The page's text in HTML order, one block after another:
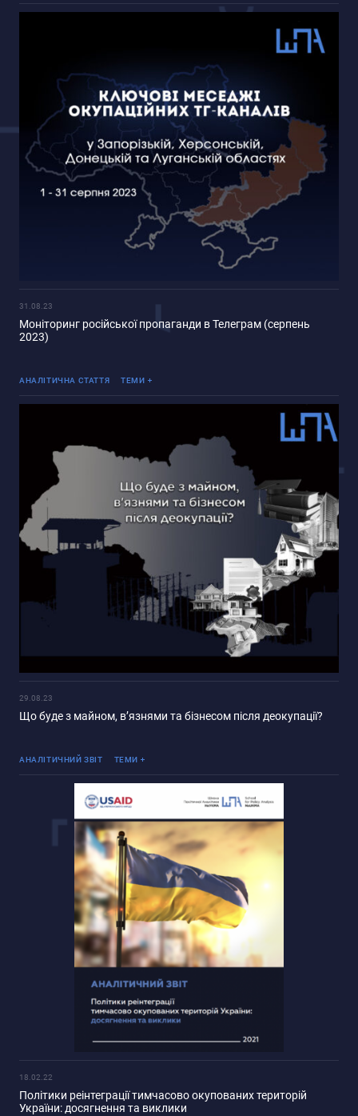
31.08.23
Моніторинг російської пропаганди в Телеграм (серпень
2023)
АНАЛІТИЧНА СТАТТЯ ТЕМИ
Реінтеграція ТОТ
29.08.23
Що буде з майном, в’язнями та бізнесом після деокупації?
АНАЛІТИЧНИЙ ЗВІТ ТЕМИ
Реінтеграція ТОТ
18.02.22
Політики реінтеграції тимчасово окупованих територій
України: досягнення та виклики